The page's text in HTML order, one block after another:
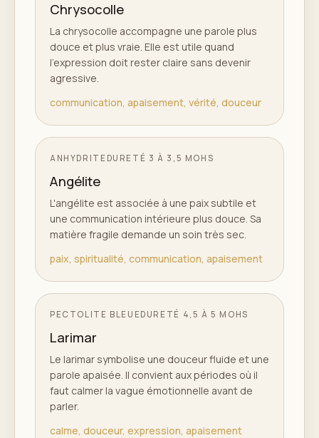
Chrysocolle
La chrysocolle accompagne une parole plus
douce et plus vraie. Elle est utile quand
l'expression doit rester claire sans devenir
agressive.
communication, apaisement, vérité, douceur
ANHYDRITE DURETÉ 3 À 3,5 MOHS
Angélite
L'angélite est associée à une paix subtile et
une communication intérieure plus douce. Sa
matière fragile demande un soin très sec.
paix, spiritualité, communication, apaisement
PECTOLITE BLEUEDURETÉ 4,5 À 5 MOHS
Larimar
Le larimar symbolise une douceur fluide et une
parole apaisée. Il convient aux périodes où il
faut calmer la vague émotionnelle avant de
parler.
calme, douceur, expression, apaisement